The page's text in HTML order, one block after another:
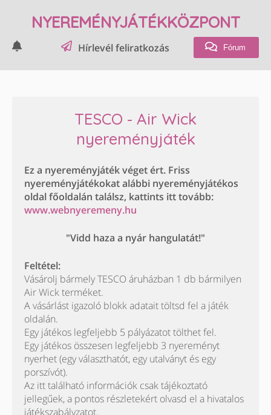
NYEREMÉNYJÁTÉKKÖZPONT
Hírlevél feliratkozás Fórum
TESCO - Air Wick
nyereményjáték
Ez a nyereményjáték véget ért. Friss
nyereményjátékokat alábbi nyereményjátékos
oldal főoldalán találsz, kattints itt tovább:
www.webnyeremeny.hu
"Vidd haza a nyár hangulatát!"
Feltétel:
Vásárolj bármely TESCO áruházban 1 db bármilyen
Air Wick terméket.
A vásárlást igazoló blokk adatait töltsd fel a játék
oldalán.
Egy játékos legfeljebb 5 pályázatot tölthet fel.
Egy játékos összesen legfeljebb 3 nyereményt
nyerhet (egy választhatót, egy utalványt és egy
porszívót).
Az itt található információk csak tájékoztató
jellegűek, a pontos részletekért olvasd el a hivatalos
játékszabályzatot.